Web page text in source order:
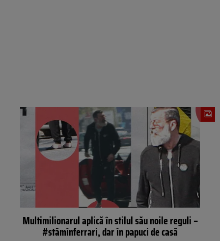
Multimilionarul aplică în stilul său noile reguli –
#stămînferrari, dar în papuci de casă